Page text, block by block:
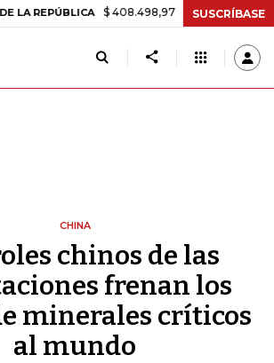
$ 408.498,97 +$ 8.753,81 +2,19%
SUSCRÍBASE
CHINA
chinos de las
frenan los
minerales críticos
al mundo